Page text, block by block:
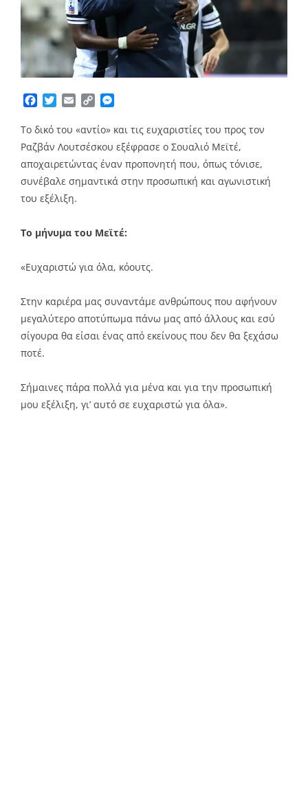
Facebook
TwitterEmailCopy
Το δικό του «αντίο» και τις ευχαριστίες του προς τον
Ραζβάν Λουτσέσκου εξέφρασε ο Σουαλιό Μεϊτέ,
αποχαιρετώντας έναν προπονητή που, όπως τόνισε,
συνέβαλε σημαντικά στην προσωπική και αγωνιστική
του εξέλιξη.
Το μήνυμα του Μεϊτέ:
«Ευχαριστώ για όλα, κόουτς.
Στην καριέρα μας συναντάμε ανθρώπους που αφήνουν
μεγαλύτερο αποτύπωμα πάνω μας από άλλους και εσύ
σίγουρα θα είσαι ένας από εκείνους που δεν θα ξεχάσω
ποτέ.
Σήμαινες πάρα πολλά για μένα και για την προσωπική
μου εξέλιξη, γι’ αυτό σε ευχαριστώ για όλα».